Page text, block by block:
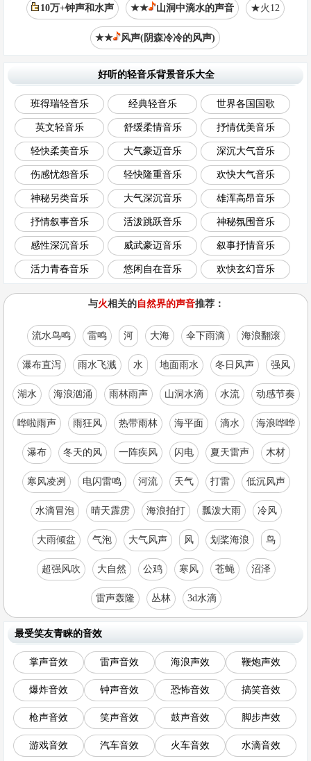
10万+钟声和水声 ★★ 山洞中滴水的声音 ★火12
★★ 风声(阴森冷冷的风声)
好听的轻音乐背景音乐大全
班得瑞轻音乐 经典轻音乐 世界各国国歌
英文轻音乐 舒缓柔情音乐 抒情优美音乐
轻快柔美音乐 大气豪迈音乐 深沉大气音乐
伤感忧怨音乐 轻快隆重音乐 欢快大气音乐
神秘另类音乐 大气深沉音乐 雄浑高昂音乐
抒情叙事音乐 活泼跳跃音乐 神秘氛围音乐
感性深沉音乐 威武豪迈音乐 叙事抒情音乐
活力青春音乐 悠闲自在音乐 欢快玄幻音乐
与火相关的自然界的声音推荐：
流水鸟鸣 雷鸣 河 大海 伞下雨滴 海浪翻滚
瀑布直泻 雨水飞溅 水 地面雨水 冬日风声 强风
湖水 海浪汹涌 雨林雨声 山洞水滴 水流 动感节奏
哗啦雨声 雨狂风 热带雨林 海平面 滴水 海浪哗哗
瀑布 冬天的风 一阵疾风 闪电 夏天雷声 木材
寒风凌冽 电闪雷鸣 河流 天气 打雷 低沉风声
水滴冒泡 晴天霹雳 海浪拍打 瓢泼大雨 冷风
大雨倾盆 气泡 大气风声 风 划桨海浪 鸟
超强风吹 大自然 公鸡 寒风 苍蝇 沼泽
雷声轰隆 丛林 3d水滴
最受笑友青睐的音效
掌声音效 雷声音效 海浪声效 鞭炮声效
爆炸音效 钟声音效 恐怖音效 搞笑音效
枪声音效 笑声音效 鼓声音效 脚步声效
游戏音效 汽车音效 火车音效 水滴音效